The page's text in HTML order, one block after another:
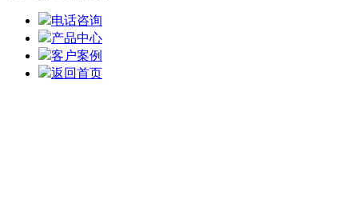
电话咨询
产品中心
客户案例
返回首页